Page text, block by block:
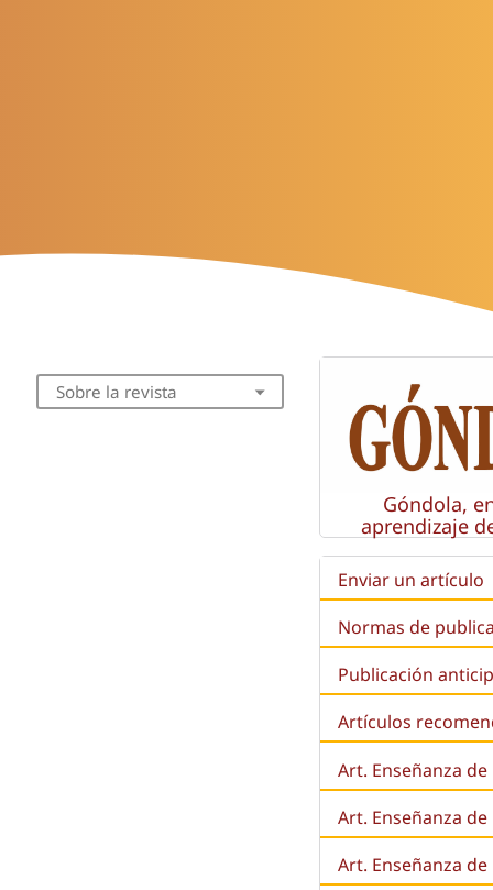
Sobre la revista
Góndola,
aprendizaje
Enviar un artículo
Normas de
Publicación
Artículos
Art. Enseñanza
Art. Enseñanza
Art. Enseñanza de